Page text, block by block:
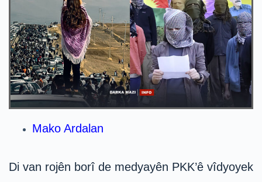
Mako Ardalan
Di van rojên borî de medyayên PKK’ê vîdyoyek